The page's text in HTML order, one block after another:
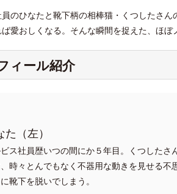
のひなたと靴下柄の相棒猫・くつしたさ
愛おしくなる。そんな瞬間を捉えた、ほ
ィール紹介
た（左）
ス社員歴いつの間にか５年目。くつしたさ
時々とんでもなく不器用な動きを見せる不
靴下を脱いでしまう。